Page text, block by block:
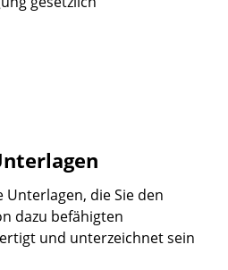
Unterlagen, die Sie den
dazu befähigten
und unterzeichnet sein